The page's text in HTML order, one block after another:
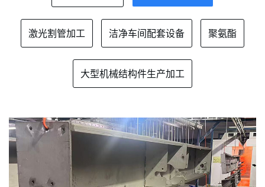
激光割管加工 洁净车间配套设备 聚氨酯
大型机械结构件生产加工